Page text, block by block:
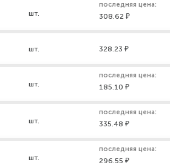
шт.
последняя цена:
308.62 ₽
шт. 328.23 ₽
шт.
последняя цена:
185.10 ₽
шт.
последняя цена:
335.48 ₽
шт.
последняя цена:
296.55 ₽